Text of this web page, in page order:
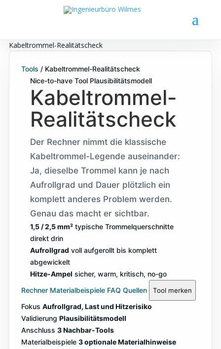
Kabeltrommel-Realitätscheck
Tools / Kabeltrommel-Realitätscheck
Nice-to-have Tool Plausibilitätsmodell
Kabeltrommel-
Realitätscheck
Der Rechner nimmt die klassische
Kabeltrommel-Legende auseinander:
Ja, dieselbe Trommel kann je nach
Aufrollgrad und Dauer plötzlich ein
komplett anderes Problem werden.
Genau das macht er sichtbar.
1,5 / 2,5 mm² typische Trommelquerschnitte
direkt drin
Aufrollgrad voll aufgerollt bis komplett
abgewickelt
Hitze-Ampel sicher, warm, kritisch, no-go
Rechner Materialbeispiele FAQ Quellen Tool merken
Fokus Aufrollgrad, Last und Hitzerisiko
Validierung Plausibilitätsmodell
Anschluss 3 Nachbar-Tools
Materialbeispiele 3 optionale Materialhinweise